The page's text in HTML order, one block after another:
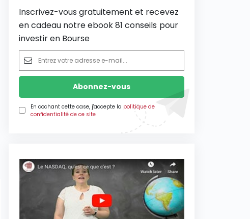
Inscrivez-vous gratuitement et recevez
en cadeau notre ebook 81 conseils pour
investir en Bourse
En cochant cette case, j'accepte la politique de
confidentialité de ce site